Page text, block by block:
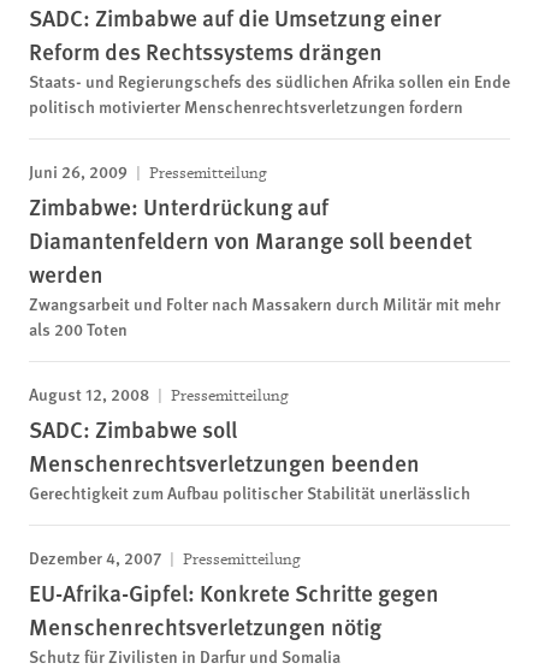
SADC: Zimbabwe auf die Umsetzung einer
Reform des Rechtssystems drängen
Staats- und Regierungschefs des südlichen Afrika sollen ein Ende
politisch motivierter Menschenrechtsverletzungen fordern
Juni 26, 2009 Pressemitteilung
Zimbabwe: Unterdrückung auf
Diamantenfeldern von Marange soll beendet
werden
Zwangsarbeit und Folter nach Massakern durch Militär mit mehr
als 200 Toten
August 12, 2008 Pressemitteilung
SADC: Zimbabwe soll
Menschenrechtsverletzungen beenden
Gerechtigkeit zum Aufbau politischer Stabilität unerlässlich
Dezember 4, 2007 Pressemitteilung
EU-Afrika-Gipfel: Konkrete Schritte gegen
Menschenrechtsverletzungen nötig
Schutz für Zivilisten in Darfur und Somalia